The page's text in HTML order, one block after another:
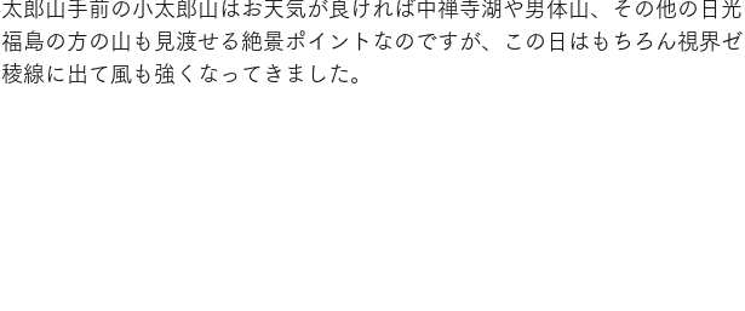
太郎山手前の小太郎山はお天気が良ければ中禅寺湖や男体山、その他の日
福島の方の山も見渡せる絶景ポイントなのですが、この日はもちろん視界ゼ
稜線に出て風も強くなってきました。